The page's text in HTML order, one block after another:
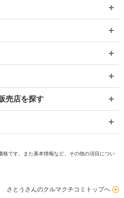
売店を探す
です。また基本情報など、その他の項目につい
さとうさんのクルマクチコミトップへ